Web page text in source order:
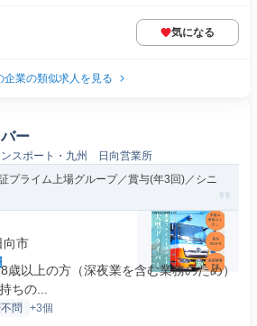
気になる
企業の類似求人を見る
ー
スポート・九州 日向営業所
プライム上場グループ／賞与(年3回)／シニ
向市
歳以上の方（深夜業を含む業務のため）
ちの...
問 +3個